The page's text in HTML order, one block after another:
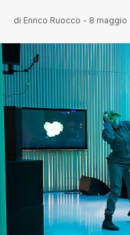
di Enrico Ruocco - 8 maggio